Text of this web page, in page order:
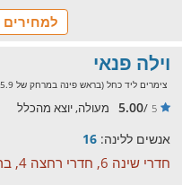
וילה פנאי
צימרים ליד כחל (בראש פינה במרחק של 375.9 ק"מ)
5
/
5.00 מעולה, יוצא מהכלל
אנשים ללינה: 16
חדרי שינה 6, חדרי רחצה 4, בריכה